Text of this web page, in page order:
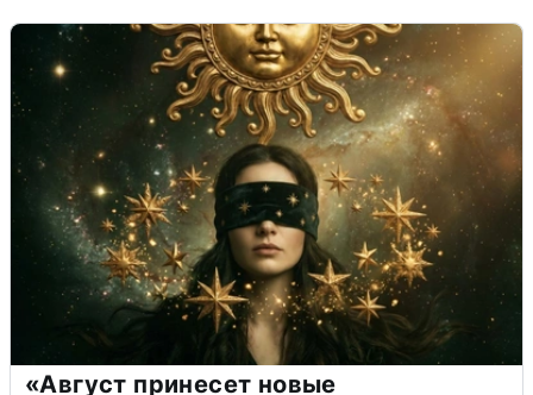
«Август принесет новые